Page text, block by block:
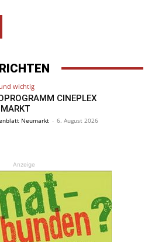
wichtig
CINEPLEX
Neumarkt - 6. August 2026
Anzeige